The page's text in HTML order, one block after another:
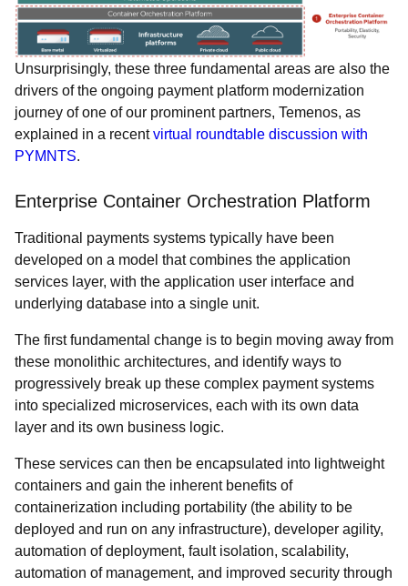
Unsurprisingly, these three fundamental areas are also the
drivers of the ongoing payment platform modernization
journey of one of our prominent partners, Temenos, as
explained in a recentvirtual roundtable discussion with
PYMNTS.
Enterprise Container Orchestration Platform
Traditional payments systems typically have been
developed on a model that combines the application
services layer, with the application user interface and
underlying database into a single unit.
The first fundamental change is to begin moving away from
these monolithic architectures, and identify ways to
progressively break up these complex payment systems
into specialized microservices, each with its own data
layer and its own business logic.
These services can then be encapsulated into lightweight
containers and gain the inherent benefits of
containerization including portability (the ability to be
deployed and run on any infrastructure), developer agility,
automation of deployment, fault isolation, scalability,
automation of management, and improved security through